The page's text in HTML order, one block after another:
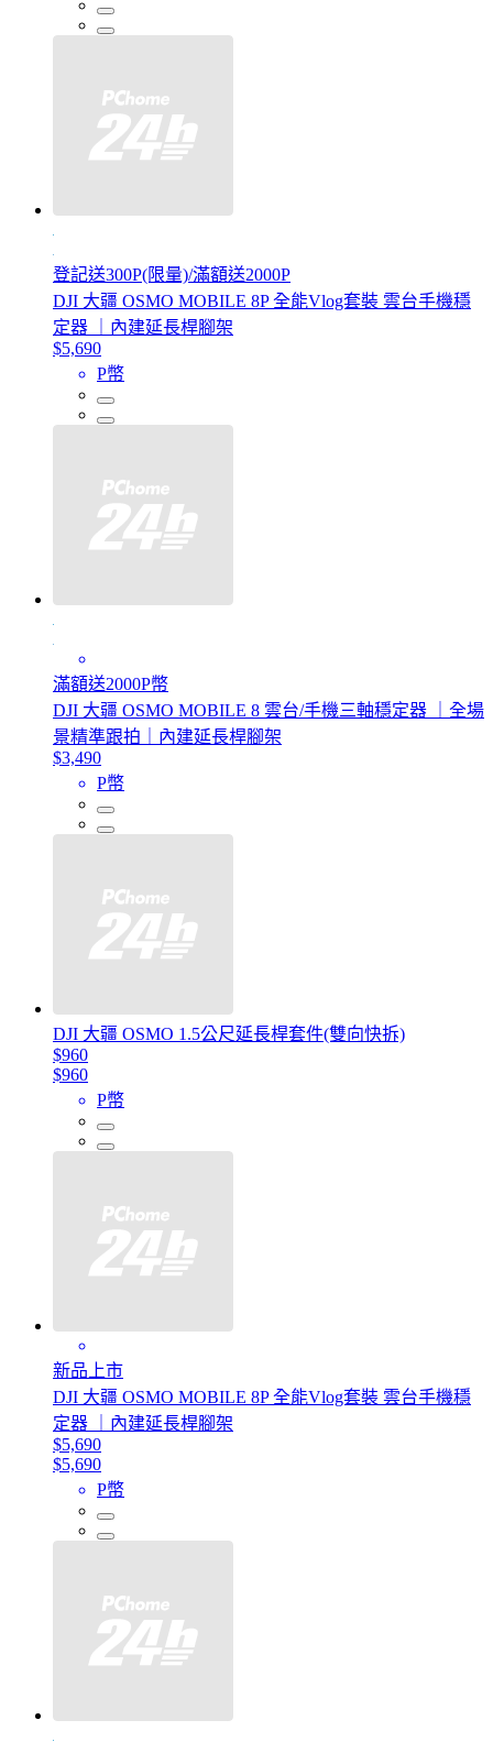
登記送300P(限量)/滿額送2000P
DJI 大疆 OSMO MOBILE 8P 全能Vlog套裝 雲台手機穩
定器 ｜內建延長桿腳架
$5,690
P幣
滿額送2000P幣
DJI 大疆 OSMO MOBILE 8 雲台/手機三軸穩定器 ｜全場
景精準跟拍｜內建延長桿腳架
$3,490
P幣
DJI 大疆 OSMO 1.5公尺延長桿套件(雙向快拆)
$960
$960
P幣
新品上市
DJI 大疆 OSMO MOBILE 8P 全能Vlog套裝 雲台手機穩
定器 ｜內建延長桿腳架
$5,690
$5,690
P幣